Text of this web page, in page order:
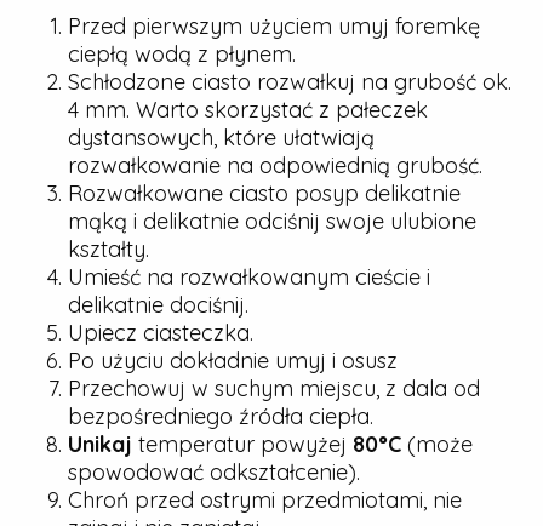
Przed pierwszym użyciem umyj foremkę
ciepłą wodą z płynem.
Schłodzone ciasto rozwałkuj na grubość ok.
4 mm. Warto skorzystać z pałeczek
dystansowych, które ułatwiają
rozwałkowanie na odpowiednią grubość.
Rozwałkowane ciasto posyp delikatnie
mąką i delikatnie odciśnij swoje ulubione
kształty.
Umieść na rozwałkowanym cieście i
delikatnie dociśnij.
Upiecz ciasteczka.
Po użyciu dokładnie umyj i osusz
Przechowuj w suchym miejscu, z dala od
bezpośredniego źródła ciepła.
Unikaj temperatur powyżej 80°C (może
spowodować odkształcenie).
Chroń przed ostrymi przedmiotami, nie